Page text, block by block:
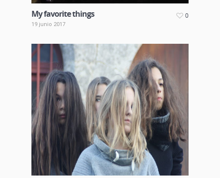
My favorite things
19 junio 2017
0